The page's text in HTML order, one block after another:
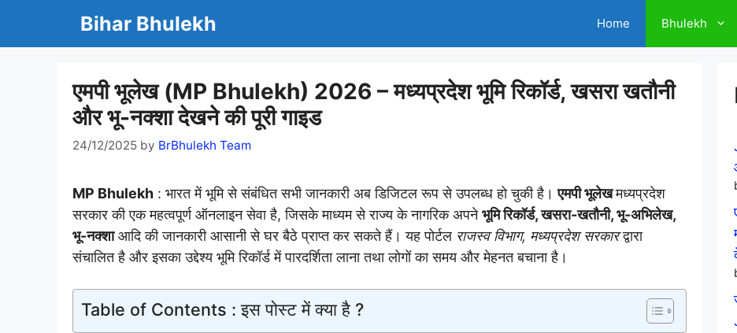
content
Bihar Bhulekh Home Bhulekh
एमपी भूलेख (MP Bhulekh) 2026 – मध्यप्रदेश भूमि रिकॉर्ड, खसरा खतौनी
और भू-नक्शा देखने की पूरी गाइड
24/12/2025 by BrBhulekh Team
MP Bhulekh : भारत में भूमि से संबंधित सभी जानकारी अब डिजिटल रूप से उपलब्ध हो चुकी है।एमपी भूलेखमध्यप्रदेश
सरकार की एक महत्वपूर्ण ऑनलाइन सेवा है, जिसके माध्यम से राज्य के नागरिक अपनेभूमि रिकॉर्ड, खसरा-खतौनी, भू-अभिलेख,
भू-नक्शाआदि की जानकारी आसानी से घर बैठे प्राप्त कर सकते हैं। यह पोर्टल राजस्व विभाग, मध्यप्रदेश सरकारद्वारा
संचालित है और इसका उद्देश्य भूमि रिकॉर्ड में पारदर्शिता लाना तथा लोगों का समय और मेहनत बचाना है।
Table of Contents : इस पोस्ट में क्या है ?